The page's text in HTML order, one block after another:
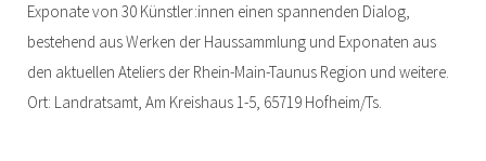
Exponate von 30 Künstler:innen einen spannenden Dialog,
bestehend aus Werken der Haussammlung und Exponaten aus
den aktuellen Ateliers der Rhein-Main-Taunus Region und weitere.
Ort: Landratsamt, Am Kreishaus 1-5, 65719 Hofheim/Ts.